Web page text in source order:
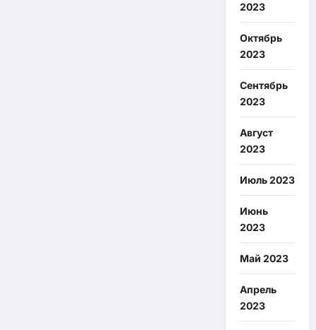
2023
Октябрь
2023
Сентябрь
2023
Август
2023
Июль 2023
Июнь
2023
Май 2023
Апрель
2023